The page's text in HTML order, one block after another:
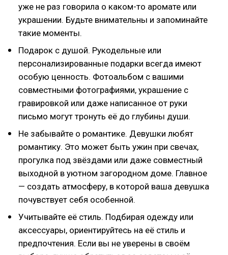
уже не раз говорила о каком-то аромате или
украшении. Будьте внимательны и запоминайте
такие моменты.
Подарок с душой. Рукодельные или
персонализированные подарки всегда имеют
особую ценность. Фотоальбом с вашими
совместными фотографиями, украшение с
гравировкой или даже написанное от руки
письмо могут тронуть её до глубины души.
Не забывайте о романтике. Девушки любят
романтику. Это может быть ужин при свечах,
прогулка под звёздами или даже совместный
выходной в уютном загородном доме. Главное
— создать атмосферу, в которой ваша девушка
почувствует себя особенной.
Учитывайте её стиль. Подбирая одежду или
аксессуары, ориентируйтесь на её стиль и
предпочтения. Если вы не уверены в своём